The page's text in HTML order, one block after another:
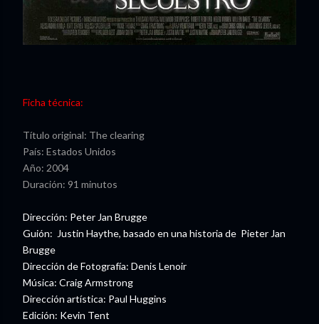
Ficha técnica:
Título original: The clearing
País: Estados Unidos
Año: 2004
Duración: 91 minutos
Dirección: Peter Jan Brugge
Guión: Justin Haythe, basado en una historia de Pieter Jan
Brugge
Dirección de Fotografía: Denis Lenoir
Música: Craig Armstrong
Dirección artística: Paul Huggins
Edición: Kevin Tent